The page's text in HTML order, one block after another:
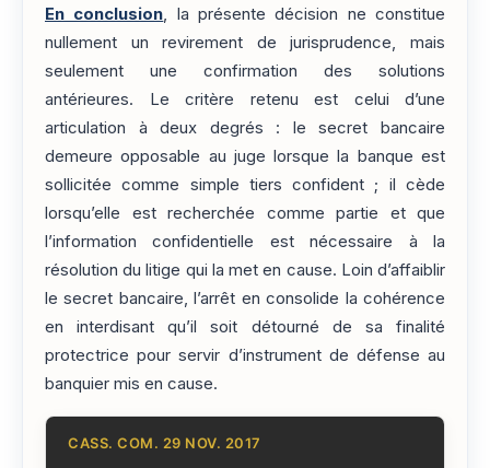
En conclusion, la présente décision ne constitue
nullement un revirement de jurisprudence, mais
seulement une confirmation des solutions
antérieures. Le critère retenu est celui d’une
articulation à deux degrés : le secret bancaire
demeure opposable au juge lorsque la banque est
sollicitée comme simple tiers confident ; il cède
lorsqu’elle est recherchée comme partie et que
l’information confidentielle est nécessaire à la
résolution du litige qui la met en cause. Loin d’affaiblir
le secret bancaire, l’arrêt en consolide la cohérence
en interdisant qu’il soit détourné de sa finalité
protectrice pour servir d’instrument de défense au
banquier mis en cause.
CASS. COM. 29 NOV. 2017